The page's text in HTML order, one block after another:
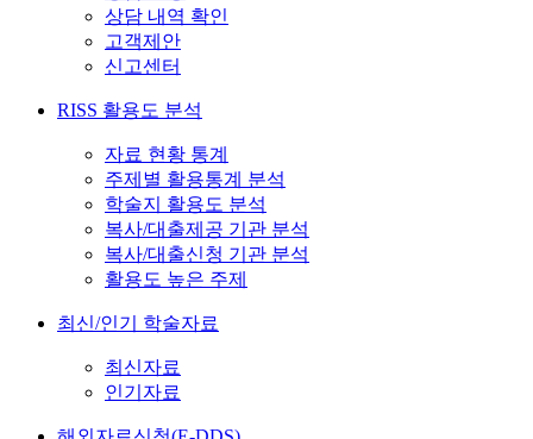
상담 내역 확인
고객제안
신고센터
RISS 활용도 분석
자료 현황 통계
주제별 활용통계 분석
학술지 활용도 분석
복사/대출제공 기관 분석
복사/대출신청 기관 분석
활용도 높은 주제
최신/인기 학술자료
최신자료
인기자료